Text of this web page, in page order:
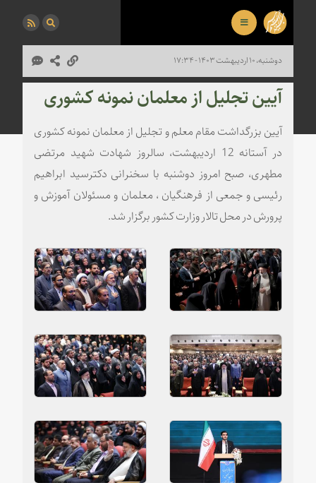
دوشنبه، ۱۰ اردیبهشت ۱۴۰۳ - ۱۷:۳۴
آیین تجلیل از معلمان نمونه کشوری
آیین بزرگداشت مقام معلم و تجلیل از معلمان نمونه کشوری
در آستانه 12 اردیبهشت، سالروز شهادت شهید مرتضی
مطهری، صبح امروز دوشنبه با سخنرانی دکترسید ابراهیم
رئیسی و جمعی از فرهنگیان ، معلمان و مسئولان آموزش و
پرورش در محل تالار وزارت کشور برگزار شد.